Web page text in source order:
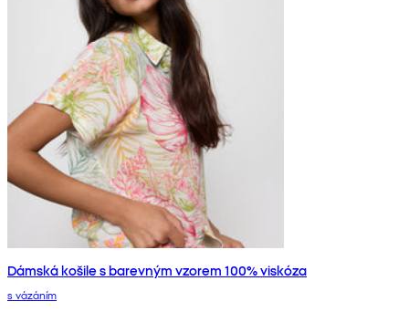
Dámská košile s barevným vzorem 100% viskóza
s vázáním